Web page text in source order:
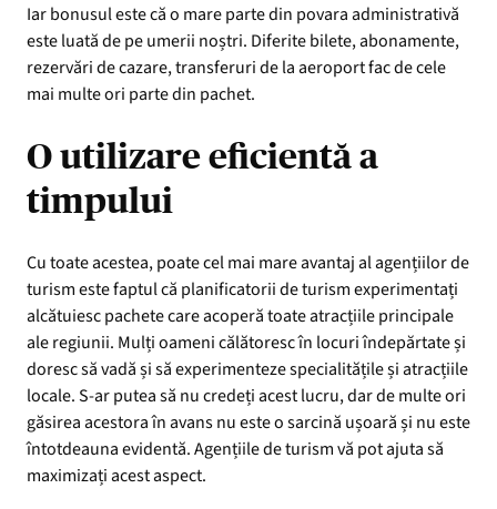
Iar bonusul este că o mare parte din povara administrativă
este luată de pe umerii noștri. Diferite bilete, abonamente,
rezervări de cazare, transferuri de la aeroport fac de cele
mai multe ori parte din pachet.
O utilizare eficientă a
timpului
Cu toate acestea, poate cel mai mare avantaj al agențiilor de
turism este faptul că planificatorii de turism experimentați
alcătuiesc pachete care acoperă toate atracțiile principale
ale regiunii. Mulți oameni călătoresc în locuri îndepărtate și
doresc să vadă și să experimenteze specialitățile și atracțiile
locale. S-ar putea să nu credeți acest lucru, dar de multe ori
găsirea acestora în avans nu este o sarcină ușoară și nu este
întotdeauna evidentă. Agențiile de turism vă pot ajuta să
maximizați acest aspect.